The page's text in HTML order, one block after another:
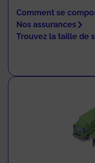
Comment se
Nos assurances
Trouvez la taille de